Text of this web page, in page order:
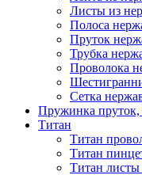
Листы из
Полоса
Пруток
Трубка
Проволока
Сетка
Пружинка пруток,
Титан
Титан
Титан
Титан